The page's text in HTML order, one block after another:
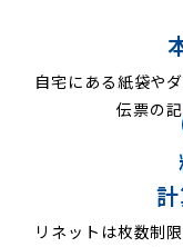
自宅にある紙袋や
伝票の
リネットは枚数制